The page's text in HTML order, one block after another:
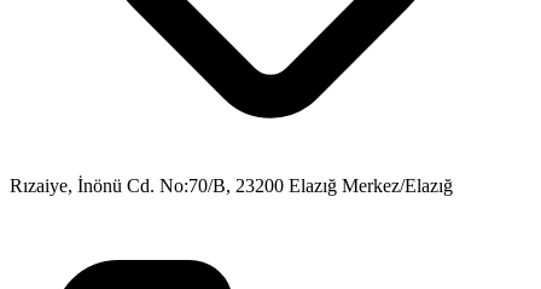
Rızaiye, İnönü Cd. No:70/B, 23200 Elazığ Merkez/Elazığ